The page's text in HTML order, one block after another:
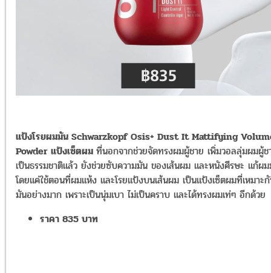
แป้งโรยผมมัน Schwarzkopf Osis+ Dust It Mattifying
Powder แป้งเซ็ตผม ที่นอกจากช่วยจัดทรงผมผู้ชาย เพิ่มวอลลุ่มผมผู้ช
เป็นธรรมชาติแล้ว ยังช่วยซับความมัน ของเส้นผม และหนังศีรษะ แก้ผม
โดยแค่ใช้ตอนที่ผมแห้ง และโรยแป้งบนเส้นผม เป็นแป้งเซ็ตผมที่เหมาะ
มันอย่างมาก เพราะเป็นนุ่มเบา ไม่เป็นคราบ และได้ทรงผมเท่ๆ อีกด้วย
ราคา 835 บาท